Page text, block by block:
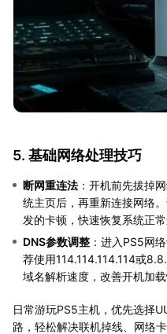
5. 基础网络处理技巧
断网重连法 ：开机前先拔掉
统主页后，再重新连接网络
发的卡顿，快速恢复系统正常
DNS参数调整 ：进入PS5网
荐使用114.114.114.114或
域名解析速度，改善开机加
日常游玩PS5主机，优先选择
路，轻松解决联机掉线、网络